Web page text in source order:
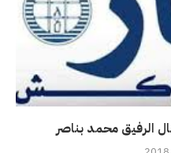
الرفيق محمد بناصر